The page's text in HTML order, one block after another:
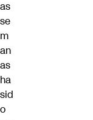
as
se
m
an
as
ha
sid
o